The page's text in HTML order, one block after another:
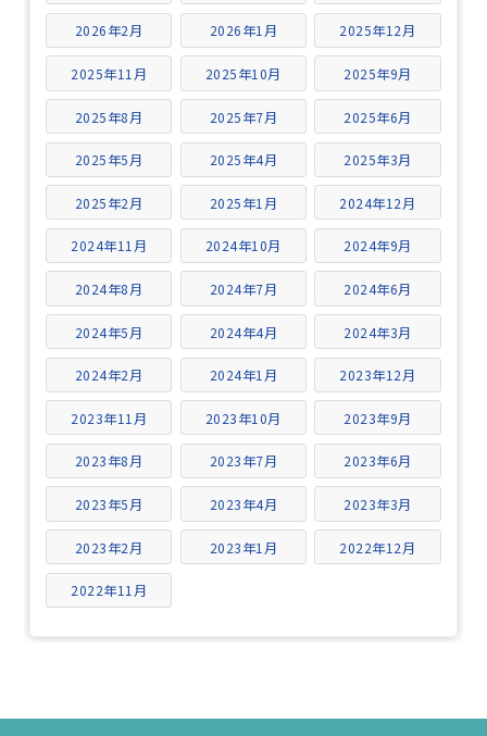
2026年2月 2026年1月 2025年12月
2025年11月 2025年10月 2025年9月
2025年8月 2025年7月 2025年6月
2025年5月 2025年4月 2025年3月
2025年2月 2025年1月 2024年12月
2024年11月 2024年10月 2024年9月
2024年8月 2024年7月 2024年6月
2024年5月 2024年4月 2024年3月
2024年2月 2024年1月 2023年12月
2023年11月 2023年10月 2023年9月
2023年8月 2023年7月 2023年6月
2023年5月 2023年4月 2023年3月
2023年2月 2023年1月 2022年12月
2022年11月